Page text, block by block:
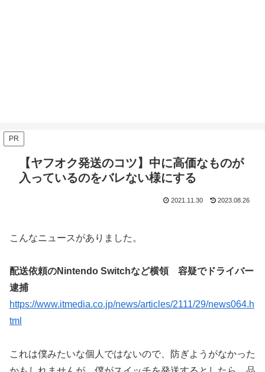
PR
【ヤフオク発送のコツ】中に高価なものが
入っているのをバレない様にする
2021.11.30 2023.08.26
こんなニュースがありました。
配送依頼のNintendo Switchなど横領 容疑でドライバー
逮捕
https://www.itmedia.co.jp/news/articles/2111/29/news064.h
tml
これは僕みたいな個人ではないので、防ぎようがなかった